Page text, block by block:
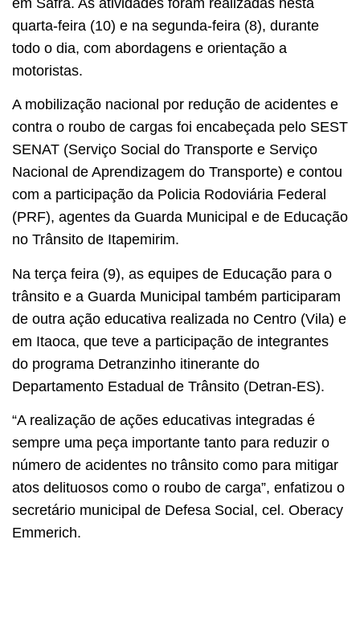
quarta-feira (10) e na segunda-feira (8), durante
todo o dia, com abordagens e orientação a
motoristas.
A mobilização nacional por redução de acidentes e
contra o roubo de cargas foi encabeçada pelo SEST
SENAT (Serviço Social do Transporte e Serviço
Nacional de Aprendizagem do Transporte) e contou
com a participação da Policia Rodoviária Federal
(PRF), agentes da Guarda Municipal e de Educação
no Trânsito de Itapemirim.
Na terça feira (9), as equipes de Educação para o
trânsito e a Guarda Municipal também participaram
de outra ação educativa realizada no Centro (Vila) e
em Itaoca, que teve a participação de integrantes
do programa Detranzinho itinerante do
Departamento Estadual de Trânsito (Detran-ES).
“A realização de ações educativas integradas é
sempre uma peça importante tanto para reduzir o
número de acidentes no trânsito como para mitigar
atos delituosos como o roubo de carga”, enfatizou o
secretário municipal de Defesa Social, cel. Oberacy
Emmerich.